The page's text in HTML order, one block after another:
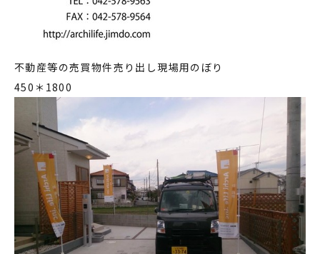
不動産等の売買物件売り出し現場用のぼり
450＊1800